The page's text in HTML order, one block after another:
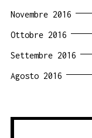
Novembre 2016
Ottobre 2016
Settembre 2016
Agosto 2016